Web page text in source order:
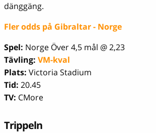
dänggäng.
Fler odds på Gibraltar - Norge
Spel: Norge Över 4,5 mål @ 2,23
Tävling: VM-kval
Plats: Victoria Stadium
Tid: 20.45
TV: CMore
Trippeln